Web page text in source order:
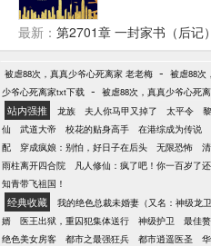
最新： 第2701章 一封家书（后记）
被虐88次，真真少爷心死离家 老老梅 - 被虐88次
少爷心死离家txt下载 - 被虐88次，真真少爷心死
站内强推 龙族 夫人你马甲又掉了 太平令
仙
武道大帝 校花的贴身高手 在港综成为传说
配
穿成疯娘：别怕，好日子在后头 无限恐怖
雨柱离开四合院
凡人修仙：疯了吧！你一百岁了
知青带飞祖国！
经典收藏 我的绝色总裁未婚妻（又名：神级龙卫
婿
医王出狱，重囚犯集体送行 神级护卫 最佳
绝色美女房客
都市之最强狂兵 都市逍遥医圣